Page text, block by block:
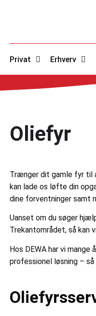
Privat Erhverv
Oliefyr
Trænger dit gamle fyr til
kan lade os løfte din
dine forventninger samt
Uanset om du søger
Trekantområdet, så kan
Hos DEWA har vi
professionel løsning –